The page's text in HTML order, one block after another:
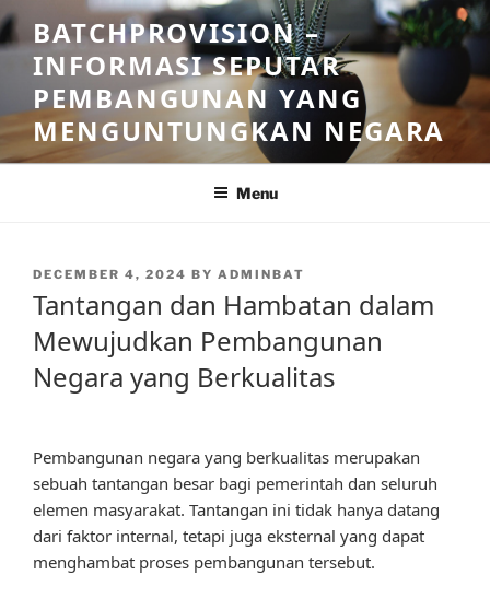
Skip
to
content
BATCHPROVISION –
INFORMASI SEPUTAR
PEMBANGUNAN YANG
MENGUNTUNGKAN NEGARA
Menu
POSTED
DECEMBER 4, 2024 BY ADMINBAT
Tantangan dan Hambatan dalam
Mewujudkan Pembangunan
Negara yang Berkualitas
Pembangunan negara yang berkualitas merupakan
sebuah tantangan besar bagi pemerintah dan seluruh
elemen masyarakat. Tantangan ini tidak hanya datang
dari faktor internal, tetapi juga eksternal yang dapat
menghambat proses pembangunan tersebut.